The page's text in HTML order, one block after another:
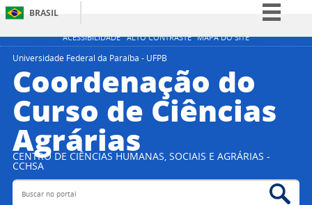
ACESSIBILIDADE ALTO CONTRASTE MAPA DO SITE
BRASIL
Simplifique!
Participe
Acesso à informação
Legislação
Universidade Federal da Paraíba - UFPB
Coordenação do
Curso de Ciências
Agrárias
CENTRO DE CIÊNCIAS HUMANAS, SOCIAIS E AGRÁRIAS -
CCHSA
Buscar no portal